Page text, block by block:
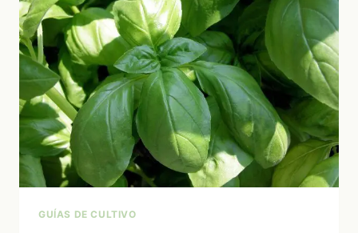
LOS
MOSQUITOS
GUÍAS DE CULTIVO